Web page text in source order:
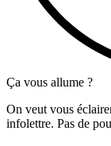
Ça vous allume ?
On veut vous
infolettre. Pas de